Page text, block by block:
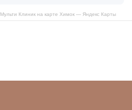
Мульти Клиник на карте Химок — Яндекс Карты